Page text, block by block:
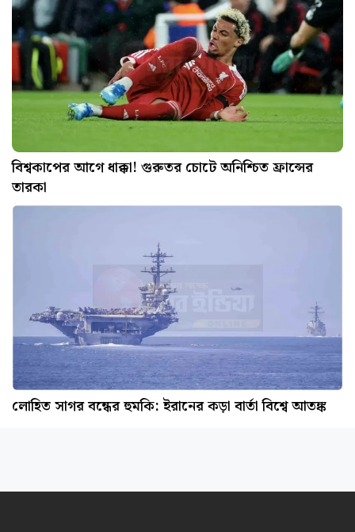
বিশ্বকাপের আগে ধাক্কা! গুরুতর চোটে অনিশ্চিত ফ্রান্সের
তারকা
লোহিত সাগর বন্ধের হুমকি: ইরানের কড়া বার্তা বিশ্বে আতঙ্ক